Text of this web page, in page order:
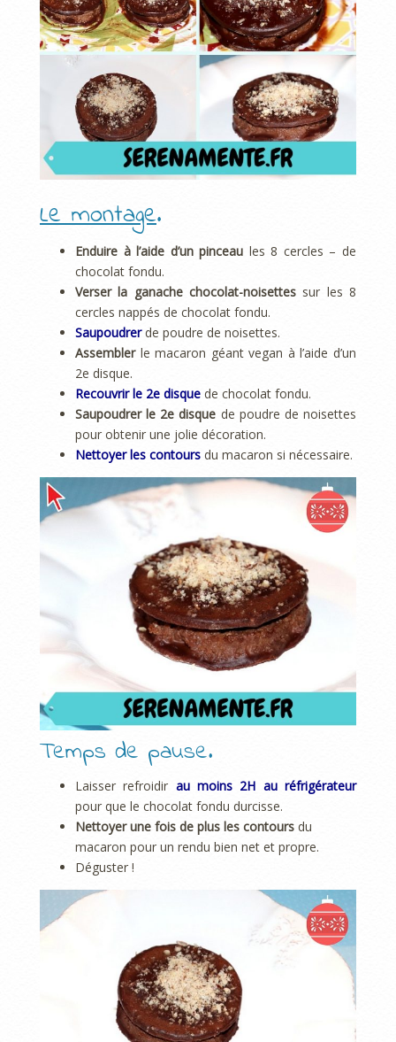
Le montage.
Enduire à l’aide d’un pinceau les 8 cercles – de
chocolat fondu.
Verser la ganache chocolat-noisettes sur les 8
cercles nappés de chocolat fondu.
Saupoudrer de poudre de noisettes.
Assemblerle macaron géant vegan à l’aide d’un
2e disque.
Recouvrir le 2e disque de chocolat fondu.
Saupoudrer le 2e disque de poudre de noisettes
pour obtenir une jolie décoration.
Nettoyer les contours du macaron si nécessaire.
Temps de pause.
Laisser refroidir au moins 2H au réfrigérateur
pour que le chocolat fondu durcisse.
Nettoyer une fois de plus les contours du
macaron pour un rendu bien net et propre.
Déguster !